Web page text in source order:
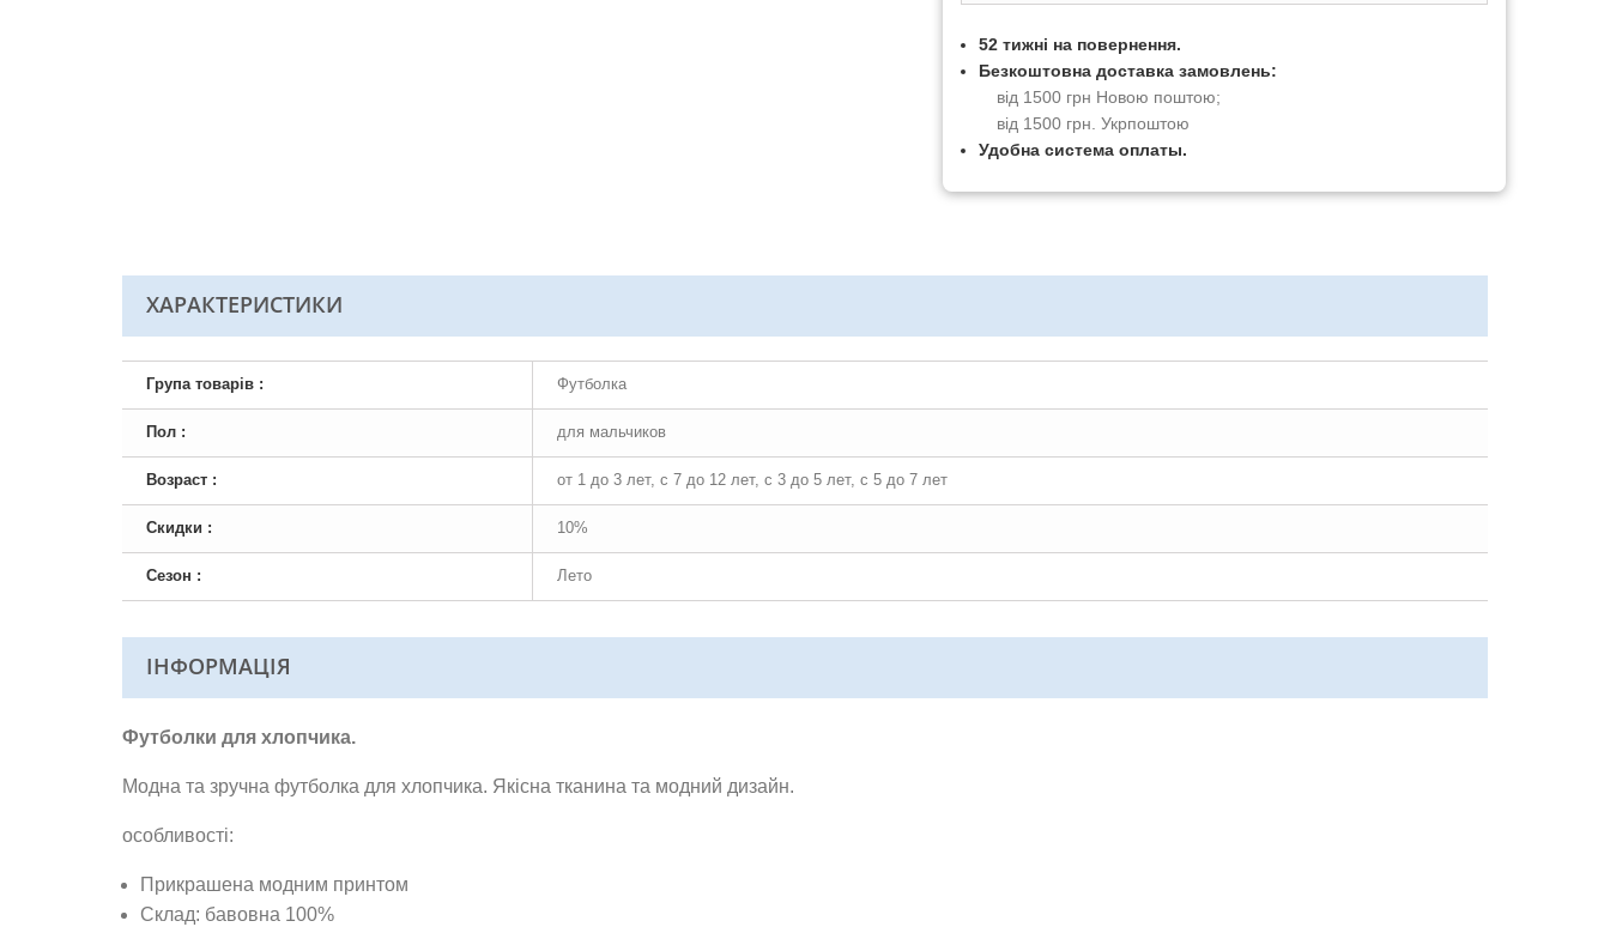
52 тижні на повернення.
Безкоштовна доставка замовлень:
від 1500 грн Новою поштою;
від 1500 грн. Укрпоштою
Удобна система оплаты.
ХАРАКТЕРИСТИКИ
Група товарів : Футболка
Пол : для мальчиков
Возраст : от 1 до 3 лет, с 7 до 12 лет, с 3 до 5 лет, с 5 до 7 лет
Скидки : 10%
Сезон : Лето
ІНФОРМАЦІЯ
Футболки для хлопчика.
Модна та зручна футболка для хлопчика. Якісна тканина та модний дизайн.
особливості:
Прикрашена модним принтом
Склад: бавовна 100%